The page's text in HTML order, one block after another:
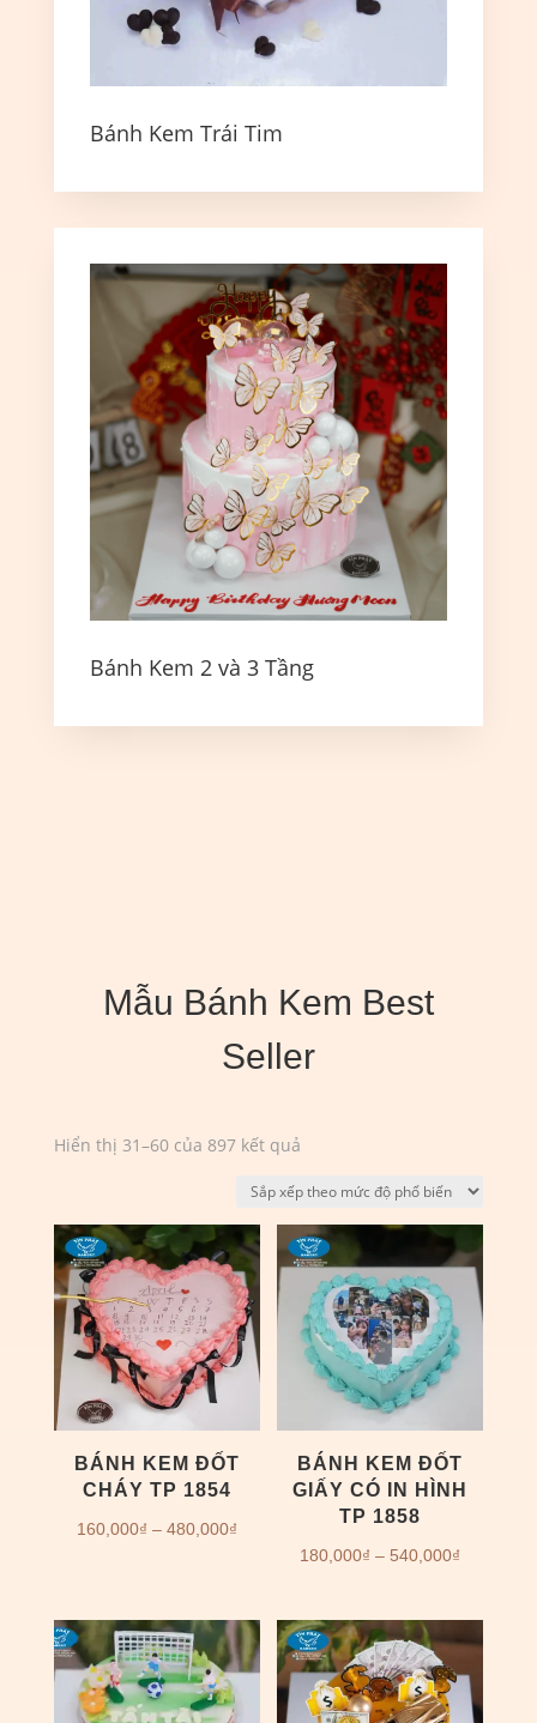
Bánh Kem Trái Tim
Bánh Kem 2 và 3 Tầng
Mẫu Bánh Kem Best
Seller
Hiển thị 31–60 của 897 kết quảĐã
xếp
theo
mức
độ
phổ
biến
BÁNH KEM ĐỐT
CHÁY TP 1854
160,000₫ – 480,000₫Khoảng
160,000₫
đến
480,000₫
BÁNH KEM ĐỐT
GIẤY CÓ IN HÌNH
TP 1858
180,000₫ – 540,000₫
từ
180,000₫
đến
540,000₫